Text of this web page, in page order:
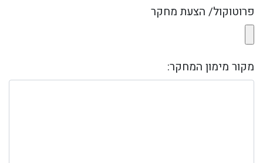
פרוטוקול/ הצעת מחקר
מקור מימון המחקר: